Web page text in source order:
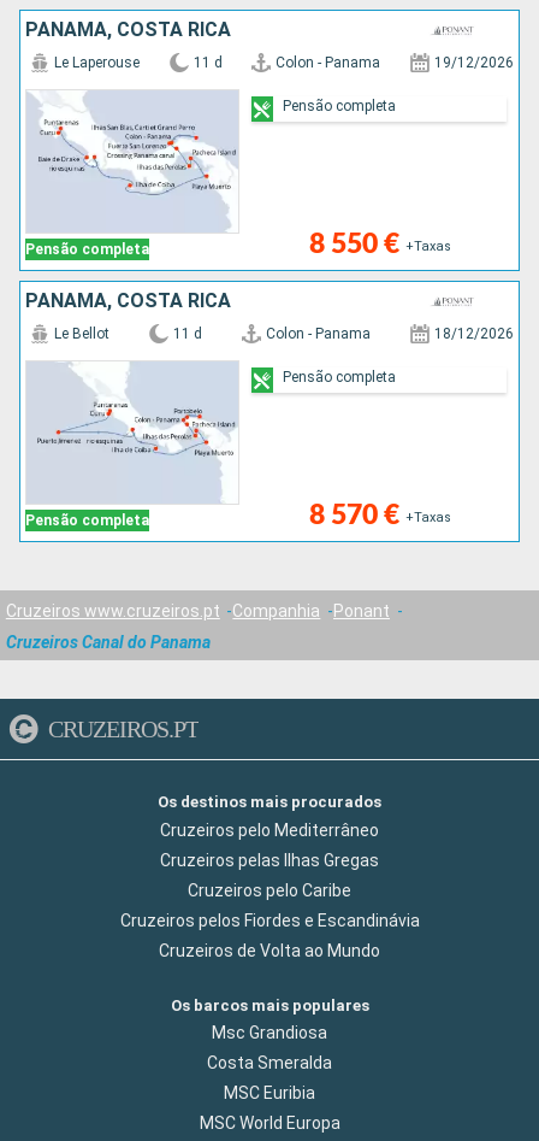
PANAMA, COSTA RICA
Pensão completa
Le Laperouse 11 d Colon - Panama 19/12/2026
8 550 € +Taxas
Pensão completa
PANAMA, COSTA RICA
Pensão completa
Le Bellot 11 d Colon - Panama 18/12/2026
8 570 € +Taxas
Pensão completa
Cruzeiros www.cruzeiros.pt Companhia
Ponant
Cruzeiros Canal do Panama
CRUZEIROS.PT
Os destinos mais procurados
Cruzeiros pelo Mediterrâneo
Cruzeiros pelas Ilhas Gregas
Cruzeiros pelo Caribe
Cruzeiros pelos Fiordes e Escandinávia
Cruzeiros de Volta ao Mundo
Os barcos mais populares
Msc Grandiosa
Costa Smeralda
MSC Euribia
MSC World Europa